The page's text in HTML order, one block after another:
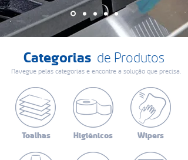
Categorias de Produtos
Navegue pelas categorias e encontre a solução que precisa.
Toalhas Higiênicos Wipers